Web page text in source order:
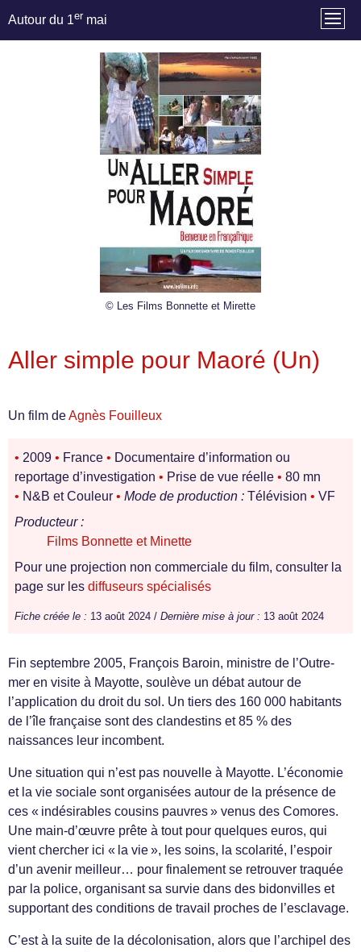
Autour du 1er mai
© Les Films Bonnette et Mirette
Aller simple pour Maoré (Un)
Un film deAgnès Fouilleux
• 2009 • France • Documentaire d’information ou
reportage d’investigation • Prise de vue réelle • 80 mn
• N&B et Couleur • Mode de production : Télévision • VF
Producteur :
Films Bonnette et Minette
Pour une projection non commerciale du film, consulter la
page sur les diffuseurs spécialisés
Fiche créée le : 13 août 2024 / Dernière mise à jour : 13 août 2024
Fin septembre 2005, François Baroin, ministre de l’Outre-
mer en visite à Mayotte, soulève un débat autour de
l’application du droit du sol. Un tiers des 160 000 habitants
de l’île française sont des clandestins et 85 % des
naissances leur incombent.
Une situation qui n’est pas nouvelle à Mayotte. L’économie
et la vie sociale sont organisées autour de la présence de
ces « indésirables cousins pauvres » venus des Comores.
Une main-d’œuvre prête à tout pour quelques euros, qui
vient chercher ici « la vie », les soins, la scolarité, l’espoir
d’un avenir meilleur… pour finalement se retrouver traquée
par la police, organisant sa survie dans des bidonvilles et
supportant des conditions de travail proches de l’esclavage.
C’est à la suite de la décolonisation, alors que l’archipel des